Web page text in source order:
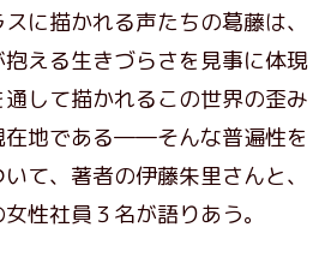
に描かれる声たちの葛藤は、
える生きづらさを見事に体現
して描かれるこの世界の歪み
在地である――そんな普遍性を
て、著者の伊藤朱里さんと、
性社員３名が語りあう。